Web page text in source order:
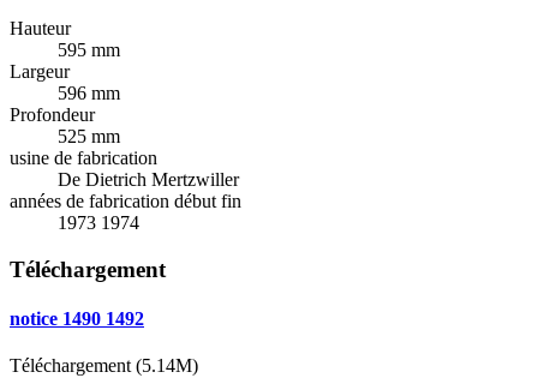
Hauteur
595 mm
Largeur
596 mm
Profondeur
525 mm
usine de fabrication
De Dietrich Mertzwiller
années de fabrication début fin
1973 1974
Téléchargement
notice 1490 1492
Téléchargement (5.14M)